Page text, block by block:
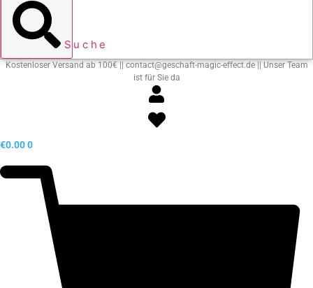
Suche
Kostenloser Versand ab 100€ || contact@geschaft-magic-effect.de || Unser Team
ist für Sie da
€0.000